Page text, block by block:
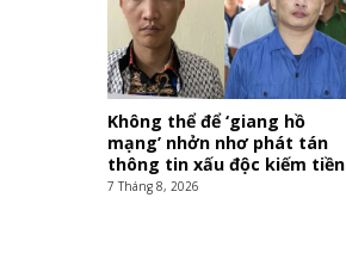
Không thể để ‘giang hồ
mạng’ nhởn nhơ phát tán
thông tin xấu độc kiếm tiền
7 Tháng 8, 2026